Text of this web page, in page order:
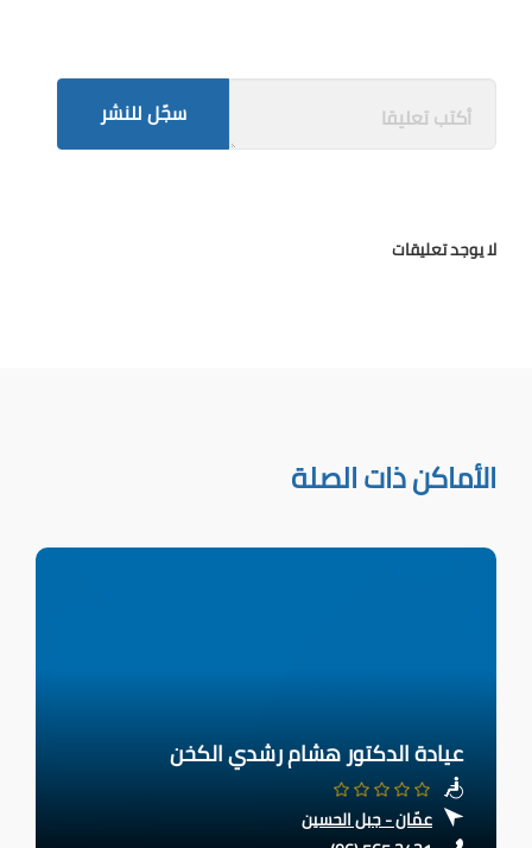
سجّل للنشر
لا يوجد تعليقات
الأماكن ذات الصلة
عيادة الدكتور هشام رشدي الكخن
عمّان - جبل الحسين